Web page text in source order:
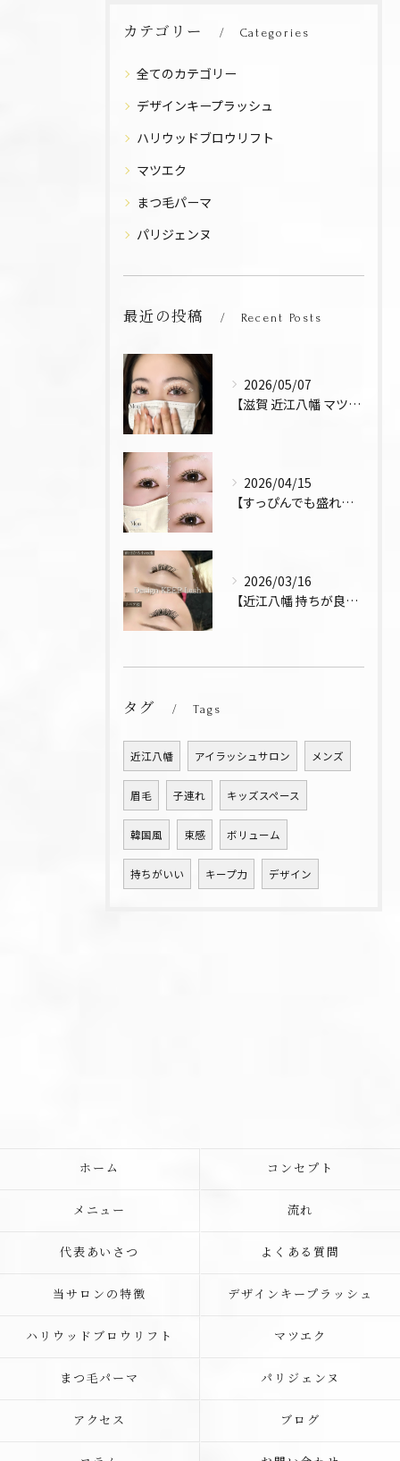
カテゴリー Categories
全てのカテゴリー
デザインキープラッシュ
ハリウッドブロウリフト
マツエク
まつ毛パーマ
パリジェンヌ
最近の投稿 Recent Posts
2026/05/07
【滋賀 近江八幡 マツエク デザインキープラッシュ 束感 お...
2026/04/15
【すっぴんでも盛れるまつ毛 まつパ 近江八幡 上下パーマ】
2026/03/16
【近江八幡 持ちが良い お得 マツエク リペア デザインキー...
タグ Tags
近江八幡 アイラッシュサロン メンズ
眉毛 子連れ キッズスペース
韓国風 束感 ボリューム
持ちがいい キープ力 デザイン
ホーム コンセプト
メニュー 流れ
代表あいさつ よくある質問
当サロンの特徴 デザインキープラッシュ
ハリウッドブロウリフト マツエク
まつ毛パーマ パリジェンヌ
アクセス ブログ